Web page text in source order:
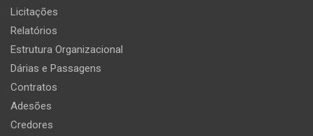
Licitações
Relatórios
Estrutura Organizacional
Dárias e Passagens
Contratos
Adesões
Credores